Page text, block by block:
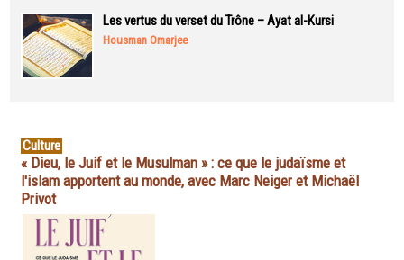
Les vertus du verset du Trône – Ayat al-Kursi
Housman Omarjee
Culture
« Dieu, le Juif et le Musulman » : ce que le judaïsme et
l'islam apportent au monde, avec Marc Neiger et Michaël
Privot